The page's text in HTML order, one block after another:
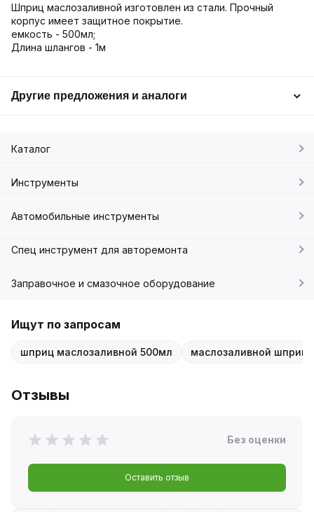
Шприц маслозаливной изготовлен из стали. Прочный
корпус имеет защитное покрытие.
емкость - 500мл;
Длина шлангов - 1м
Другие предложения и аналоги
Каталог
Инструменты
Автомобильные инструменты
Спец инструмент для авторемонта
Заправочное и смазочное оборудование
Ищут по запросам
шприц маслозаливной 500мл маслозаливной шприц
Отзывы
Без оценки
Оставить отзыв